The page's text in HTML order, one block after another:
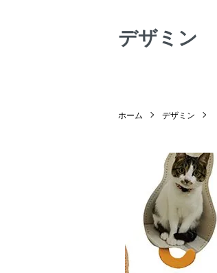
デザミン
ホーム デザミン